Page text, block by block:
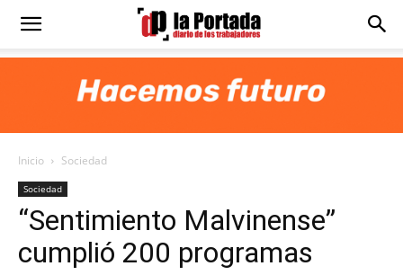
Diario
Portada
Inicio Sociedad
Sociedad
“Sentimiento Malvinense”
cumplió 200 programas